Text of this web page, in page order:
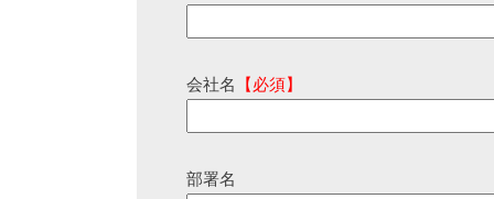
会社名 【必須】
部署名